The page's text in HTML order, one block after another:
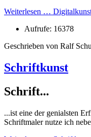
Weiterlesen …
Aufrufe: 16378
Geschrieben von Ralf
Schriftkunst
Schrift...
...ist eine der genialsten
Schriftmaler nutze ich